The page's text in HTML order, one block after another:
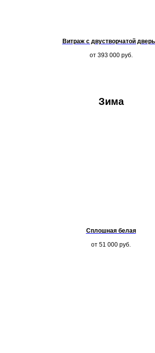
Витраж с двустворчатой
от 393 000 руб.
Зима
Сплошная белая
от 51 000 руб.